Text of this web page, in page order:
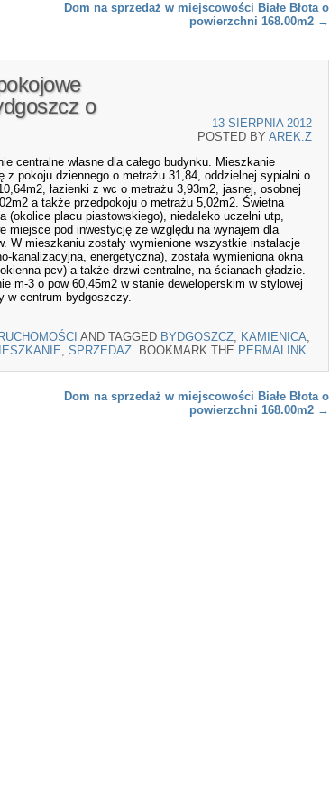
Dom na sprzedaż w miejscowości Białe Błota o
powierzchni 168.00m2 →
o
13 SIERPNIA 2012
POSTED BY AREK.Z
centralne własne dla całego budynku. Mieszkanie
z pokoju dziennego o metrażu 31,84, oddzielnej sypialni o
łazienki z wc o metrażu 3,93m2, jasnej, osobnej
a także przedpokoju o metrażu 5,02m2. Świetna
(okolice placu piastowskiego), niedaleko uczelni utp,
miejsce pod inwestycję ze względu na wynajem dla
W mieszkaniu zostały wymienione wszystkie instalacje
kanalizacyjna, energetyczna), została wymieniona okna
pcv) a także drzwi centralne, na ścianach gładzie.
m-3 o pow 60,45m2 w stanie deweloperskim w stylowej
w centrum bydgoszczy.
AND TAGGED BYDGOSZCZ KAMIENICA
SPRZEDAŻ . BOOKMARK THE PERMALINK
Dom na sprzedaż w miejscowości Białe Błota o
powierzchni 168.00m2 →